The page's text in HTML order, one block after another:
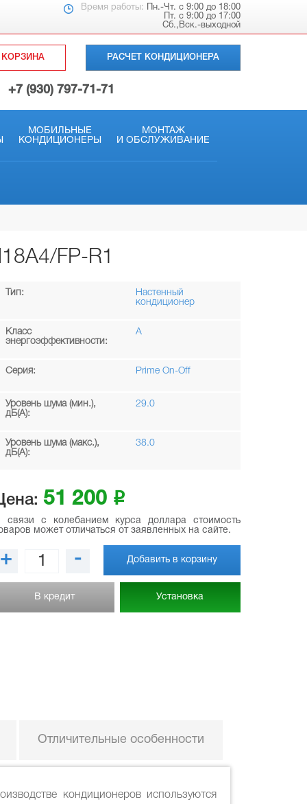
Время работы: Пн.-Чт. с 9:00 до 18:00
Пт. с 9:00 до 17:00
Сб.,Вск.-выходной
КОРЗИНА РАСЧЕТ КОНДИЦИОНЕРА
+7 (930) 797-71-71
МОБИЛЬНЫЕ
КОНДИЦИОНЕРЫ
МОНТАЖ
И ОБСЛУЖИВАНИЕ
FP-R1
Тип:
Настенный
кондиционер
Класс
энергоэффективности:
A
Серия: Prime On-Off
Уровень шума (мин.),
дБ(А):
29.0
Уровень шума (макс.),
дБ(А):
38.0
51 200 i
связи с колебанием курса доллара стоимость
может отличаться от заявленных на сайте.
+ - Добавить в корзину
В кредит Установка
Отличительные особенности
кондиционеров используются